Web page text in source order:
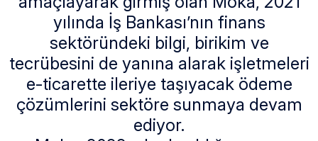
yılında İş Bankası’nın finans
sektöründeki bilgi, birikim ve
tecrübesini de yanına alarak işletmeleri
e-ticarette ileriye taşıyacak ödeme
çözümlerini sektöre sunmaya devam
ediyor.